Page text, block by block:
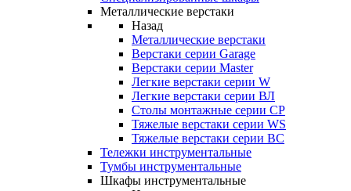
Металлические верстаки
Назад
Металлические верстаки
Верстаки серии Garage
Верстаки серии Master
Легкие верстаки серии W
Легкие верстаки серии ВЛ
Столы монтажные серии СР
Тяжелые верстаки серии WS
Тяжелые верстаки серии ВС
Тележки инструментальные
Тумбы инструментальные
Шкафы инструментальные